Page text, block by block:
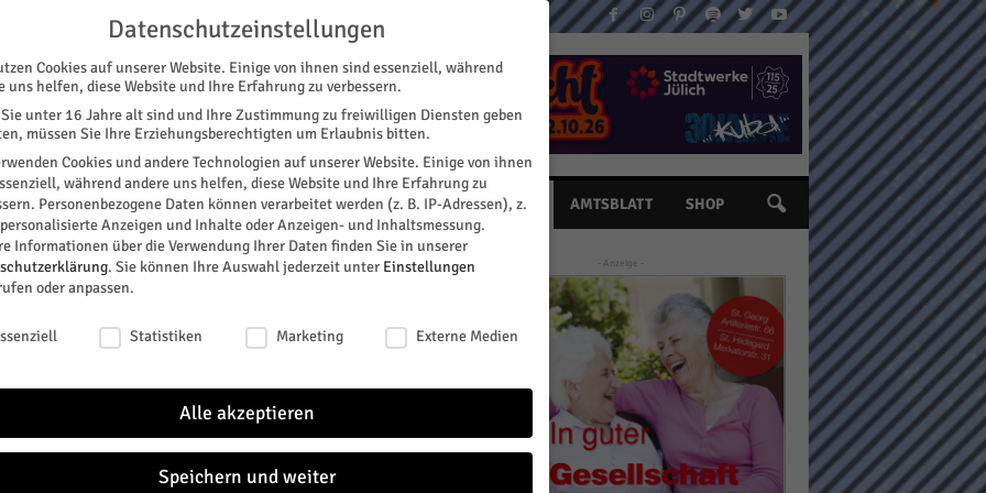
KONTAKT
SPEZIAL E-PAPER KINO GALERIE TERMINE AMTSBLATT SHOP
zur Tagespflege
- Anzeige -
Datenschutzeinstellungen
Cookies auf unserer Website. Einige von ihnen sind essenziell, während
uns helfen, diese Website und Ihre Erfahrung zu verbessern.
unter 16 Jahre alt sind und Ihre Zustimmung zu freiwilligen Diensten geben
müssen Sie Ihre Erziehungsberechtigten um Erlaubnis bitten.
Cookies und andere Technologien auf unserer Website. Einige von ihnen
während andere uns helfen, diese Website und Ihre Erfahrung zu
Personenbezogene Daten können verarbeitet werden (z. B. IP-Adressen), z.
Anzeigen und Inhalte oder Anzeigen- und Inhaltsmessung.
Informationen über die Verwendung Ihrer Daten finden Sie in unserer
. Sie können Ihre Auswahl jederzeit unter Einstellungen
oder anpassen.
Statistiken Marketing Externe Medien
Alle akzeptieren
Speichern und weiter